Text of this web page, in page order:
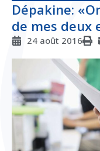
Dépakine:
de mes deux
24 août 2016